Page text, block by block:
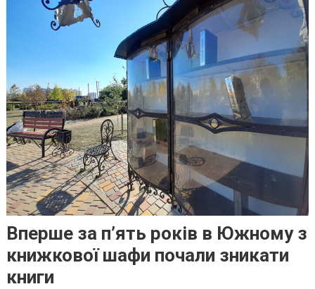
Вперше за п’ять років в Южному з
книжкової шафи почали зникати
книги